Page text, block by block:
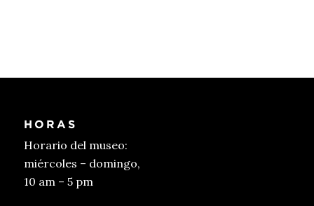
HORAS
Horario del museo:
miércoles – domingo,
10 am – 5 pm